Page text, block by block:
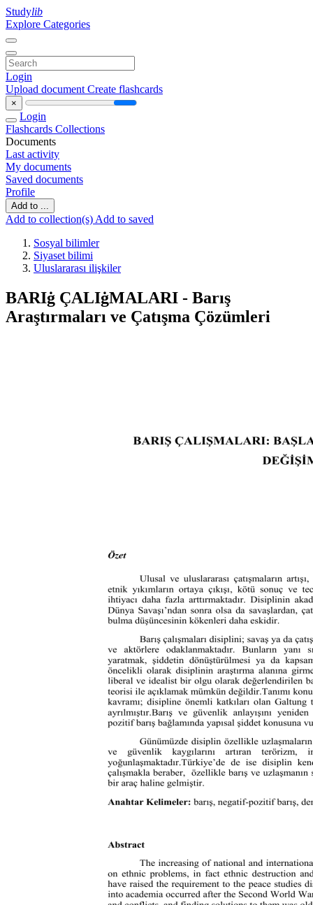
Studylib
Explore Categories
Login
Upload document Create flashcards
×
Login
Flashcards Collections
Documents
Last activity
My documents
Saved documents
Profile
Add to ...
Add to collection(s) Add to saved
Sosyal bilimler
Siyaset bilimi
Uluslararası ilişkiler
BARIġ ÇALIġMALARI - Barış
Araştırmaları ve Çatışma Çözümleri